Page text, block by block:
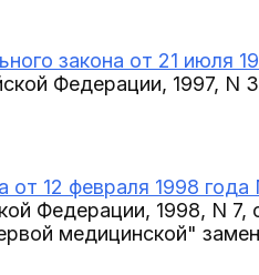
закона от 21 июля
Федерации, 1997, N
от 12 февраля 1998
Федерации, 1998, N 7,
медицинской"